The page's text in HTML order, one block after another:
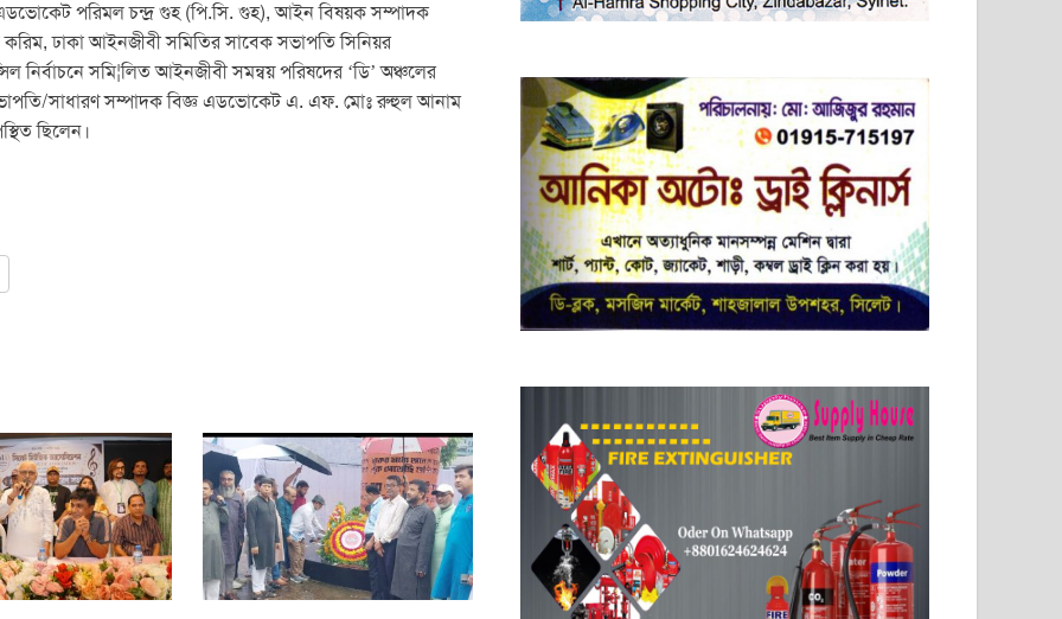
পরিমল চন্দ্র গুহ (পি.সি. গুহ), আইন বিষয়ক সম্পাদক
ঢাকা আইনজীবী সমিতির সাবেক সভাপতি সিনিয়র
সমি¦লিত আইনজীবী সমন্বয় পরিষদের ‘ডি’ অঞ্চলের
সাধারণ সম্পাদক বিজ্ঞ এডভোকেট এ. এফ. মোঃ রুহুল আনাম
ছিলেন।